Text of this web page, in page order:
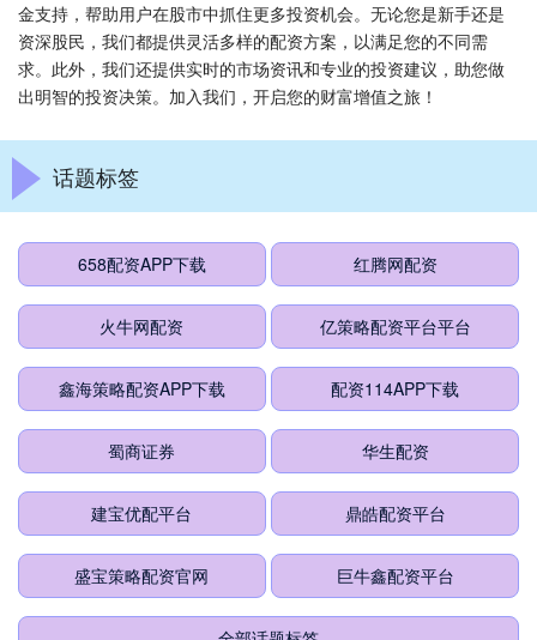
金支持，帮助用户在股市中抓住更多投资机会。无论您是新手还是
资深股民，我们都提供灵活多样的配资方案，以满足您的不同需
求。此外，我们还提供实时的市场资讯和专业的投资建议，助您做
出明智的投资决策。加入我们，开启您的财富增值之旅！
话题标签
658配资APP下载 红腾网配资
火牛网配资 亿策略配资平台平台
鑫海策略配资APP下载 配资114APP下载
蜀商证券 华生配资
建宝优配平台 鼎皓配资平台
盛宝策略配资官网 巨牛鑫配资平台